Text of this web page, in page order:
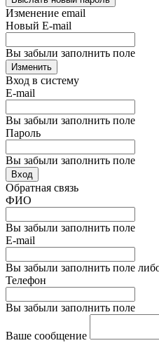
Изменение email
Новый E-mail
Вы забыли заполнить поле
Изменить
Вход в систему
E-mail
Вы забыли заполнить поле
Пароль
Вы забыли заполнить поле
Вход
Обратная связь
ФИО
Вы забыли заполнить поле
E-mail
Вы забыли заполнить поле
Телефон
Вы забыли заполнить поле
Ваше сообщение